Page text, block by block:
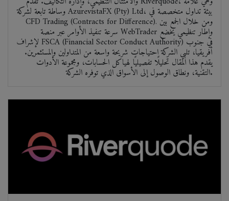
وساطة تابعة لشركة AzurevistaFX (Pty) Ltd، بيئة تداول متخصصة في
CFD Trading (Contracts for Difference). ومن خلال الجمع بين
سرعة تنفيذ الأوامر عبر منصة WebTrader وإطار تنظيمي يخضع
لإشراف FSCA (Financial Sector Conduct Authority) في جنوب
أفريقيا، تلبي الشركة احتياجات شريحة واسعة من المتداولين والمستثمرين.
يقدم هذا المقال تحليلًا تفصيليًا لهياكل الحسابات، ومجموعة الأدوات
التقنية، ونطاق الوصول إلى الأسواق الذي توفره الشركة.